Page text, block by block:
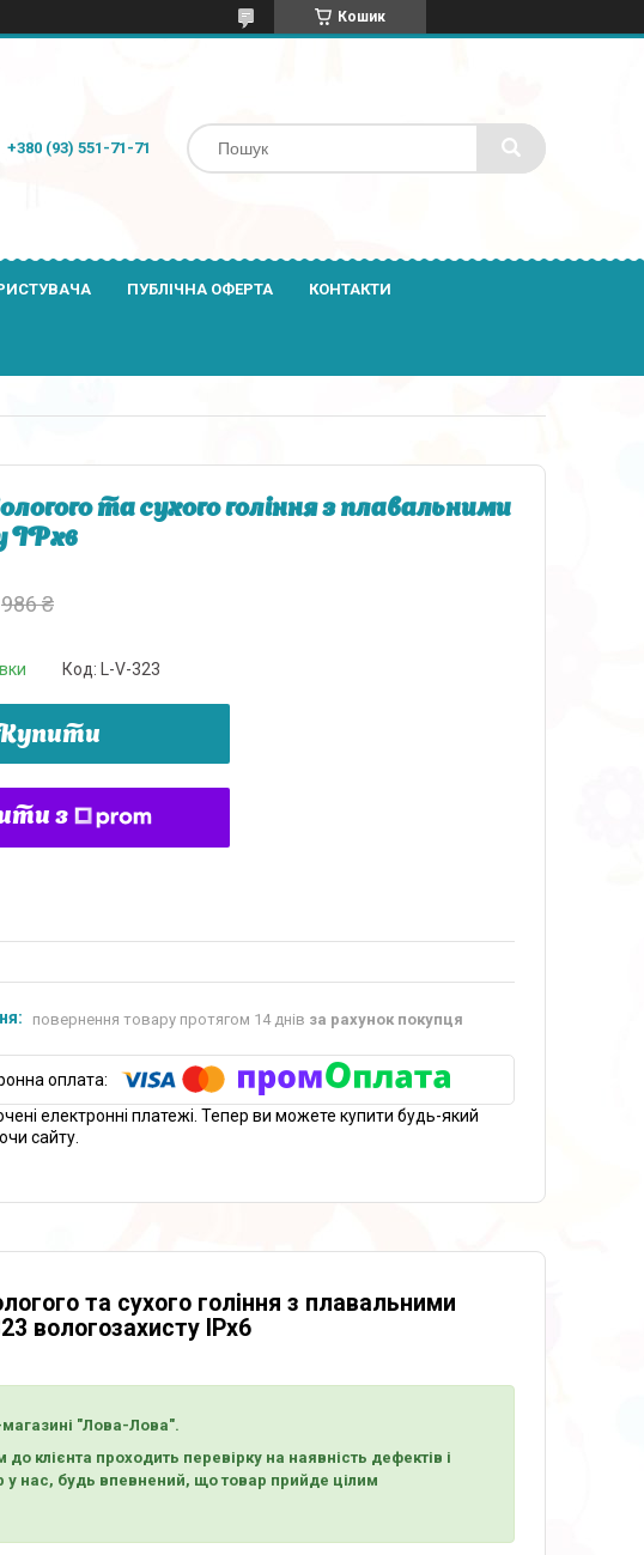
Кошик
+380 (93) 551-71-71
ПУБЛІЧНА ОФЕРТА КОНТАКТИ
та сухого гоління з плавальними
IPx6
986 ₴
Код: L-V-323
з
повернення товару протягом 14 днів за рахунок покупця
електронні платежі. Тепер ви можете купити будь-який
сайту.
та сухого гоління з плавальними
вологозахисту IPx6
магазині "Лова-Лова".
клієнта проходить перевірку на наявність дефектів і
у нас, будь впевнений, що товар прийде цілим